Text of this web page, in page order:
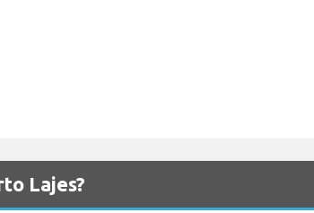
Lajes?